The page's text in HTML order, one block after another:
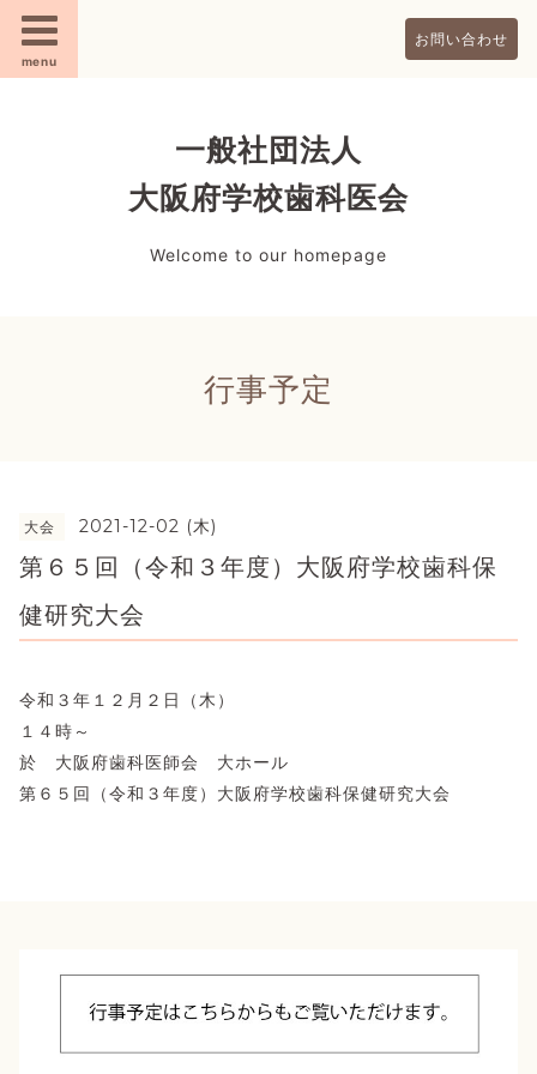
menu
お問い合わせ
一般社団法人
大阪府学校歯科医会
Welcome to our homepage
行事予定
大会 2021-12-02 (木)
第６５回（令和３年度）大阪府学校歯科保
健研究大会
令和３年１２月２日（木）
１４時～
於 大阪府歯科医師会 大ホール
第６５回（令和３年度）大阪府学校歯科保健研究大会